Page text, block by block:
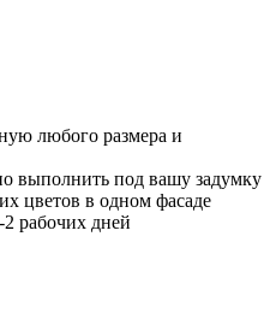
любого размера и
выполнить под вашу задумку
цветов в одном фасаде
2 рабочих дней